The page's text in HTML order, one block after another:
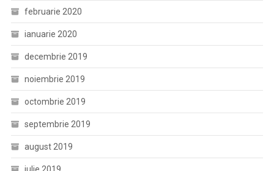
februarie 2020
ianuarie 2020
decembrie 2019
noiembrie 2019
octombrie 2019
septembrie 2019
august 2019